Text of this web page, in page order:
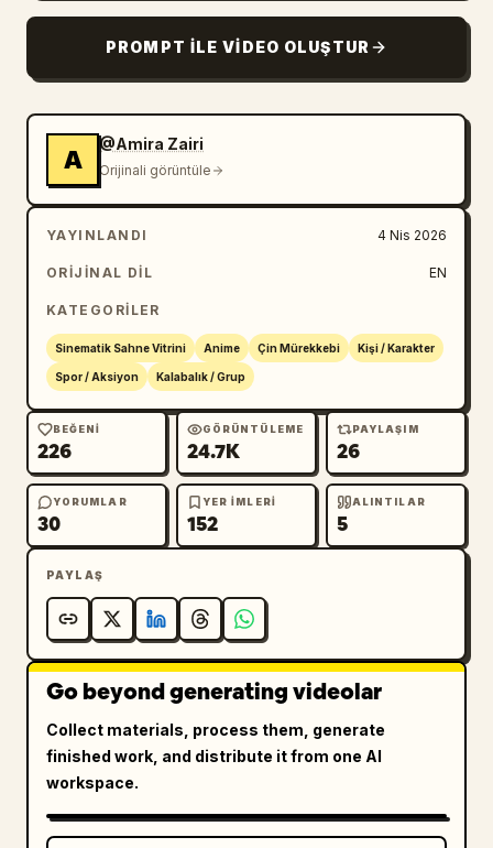
PROMPT ILE VIDEO OLUŞTUR
A
@Amira Zairi
Orijinali görüntüle
YAYINLANDI 4 Nis 2026
ORIJINAL DIL EN
KATEGORILER
Sinematik Sahne Vitrini Anime Çin Mürekkebi Kişi / Karakter
Spor / Aksiyon Kalabalık / Grup
BEĞENI
226
GÖRÜNTÜLEME
24.7K
PAYLAŞIM
26
YORUMLAR
30
YER IMLERI
152
ALINTILAR
5
PAYLAŞ
Go beyond generating videolar
Collect materials, process them, generate
finished work, and distribute it from one AI
workspace.